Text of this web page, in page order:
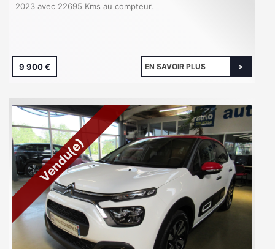
2023 avec 22695 Kms au compteur.
9 900 € EN SAVOIR PLUS
Vendu(e)